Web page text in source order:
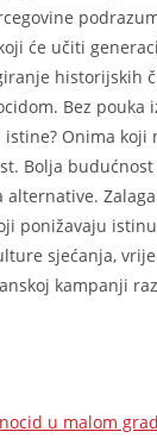
će učiti
historijskih
Bez pouka
Onima
Bolja
ponižavaju
sjećanja,
kampanji
u malom